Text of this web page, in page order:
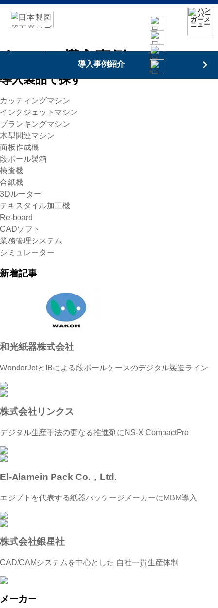
導入事例紹介
すべての導入事例
導入製品で探す
カッティングマシン
インクジェットマシン
ブランキングマシン
木型関連マシン
面板作成機
段ボール製箱
検査機
合紙機
3Dルーター
テキスタイル加工機
Re-board
CADソフト
業務管理システム
シミュレーター
新着記事
和光紙器株式会社
WonderJetとIBによる段ボールケースのデジタル製造ライン
株式会社リンクス
デジタル生産手法の更なる推進剤にNS-X CompactPro
El-Alamein Pack Co.，Ltd.
エジプトを代表する紙器パッケージメーカーにMBM導入
株式会社銀星社
CAD/CAMシステムを中心とした 自社一貫生産体制
メーカー